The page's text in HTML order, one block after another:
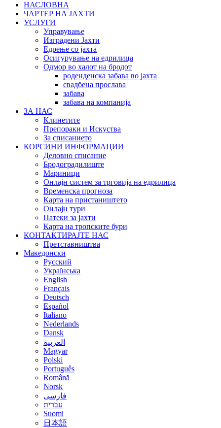
НАСЛОВНА
ЧАРТЕР НА ЈАХТИ
УСЛУГИ
Управување
Изградени Јахти
Едрење со јахта
Осигурување на едрилица
Oдмор во халот на бродот
роденденска забава во јахта
свадбена прослава
забава
забава на компанија
ЗА НАС
Клинетите
Препораки и Искуства
За списанието
КОРСИНИ ИНФОРМАЦИИ
Деловно списание
Бродоградилиште
Мариници
Онлајн систем за трговија на едрилица
Временска прогноза
Карта на пристаништето
Oнлајн тури
Патеки за јахти
Карта на тропските бури
КОНТАКТИРАЈТЕ НАС
Претставништва
Македонски
Русский
Українська
English
Français
Deutsch
Español
Italiano
Nederlands
Dansk
العربية
Magyar
Polski
Português
Română
Norsk
فارسی
עברית
Suomi
日本語